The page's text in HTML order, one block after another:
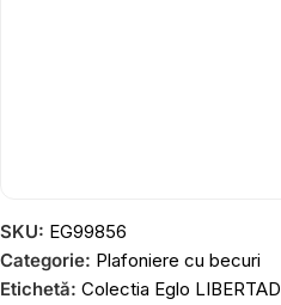
SKU: EG99856
Categorie: Plafoniere cu becuri
Etichetă: Colectia Eglo LIBERTAD